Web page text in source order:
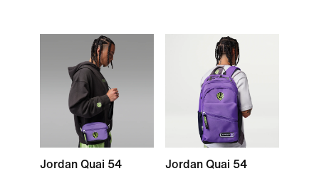
Jordan Quai 54
Jordan Quai 54